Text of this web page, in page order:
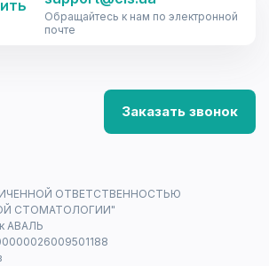
Обращайтесь к нам по электронной
почте
Заказать звонок
ОТВЕТСТВЕННОСТЬЮ
СТОМАТОЛОГИИ"
АВАЛЬ